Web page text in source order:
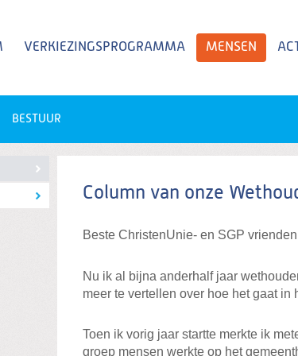
VERKIEZINGSPROGRAMMA MENSEN
Zoeken
BESTUUR
Blog
Column van onze
Beste ChristenUnie- en SGP
Nu ik al bijna anderhalf jaar
meer te vertellen over hoe het gaat
Toen ik vorig jaar startte merkte ik
groep mensen werkte op het